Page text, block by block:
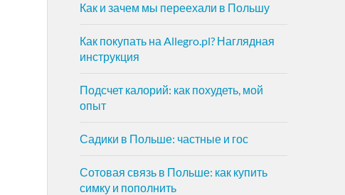
Как и зачем мы переехали в Польшу
Как покупать на Allegro.pl? Наглядная
инструкция
Подсчет калорий: как похудеть, мой
опыт
Садики в Польше: частные и гос
Сотовая связь в Польше: как купить
симку и пополнить